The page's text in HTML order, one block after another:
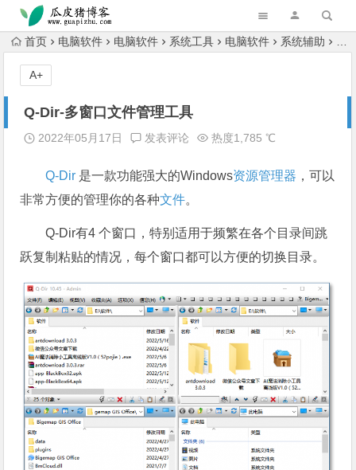
跳转到主内容
首页 电脑软件 电脑软件 系统工具 电脑软件 系统辅助
Q-Dir-多窗口文件管理工具
2022年05月17日 发表评论 热度1,785 ℃
Q-Dir 是一款功能强大的Windows资源管理器 ，可以
非常方便的管理你的各种文件。
Q-Dir有4 个窗口，特别适用于频繁在各个目录间跳
跃复制粘贴的情况，每个窗口都可以方便的切换目录。
A+